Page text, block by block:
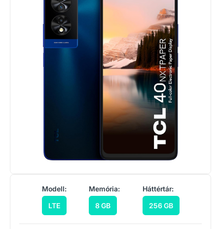
Modell:
LTE
Memória:
8 GB
Háttértár:
256 GB